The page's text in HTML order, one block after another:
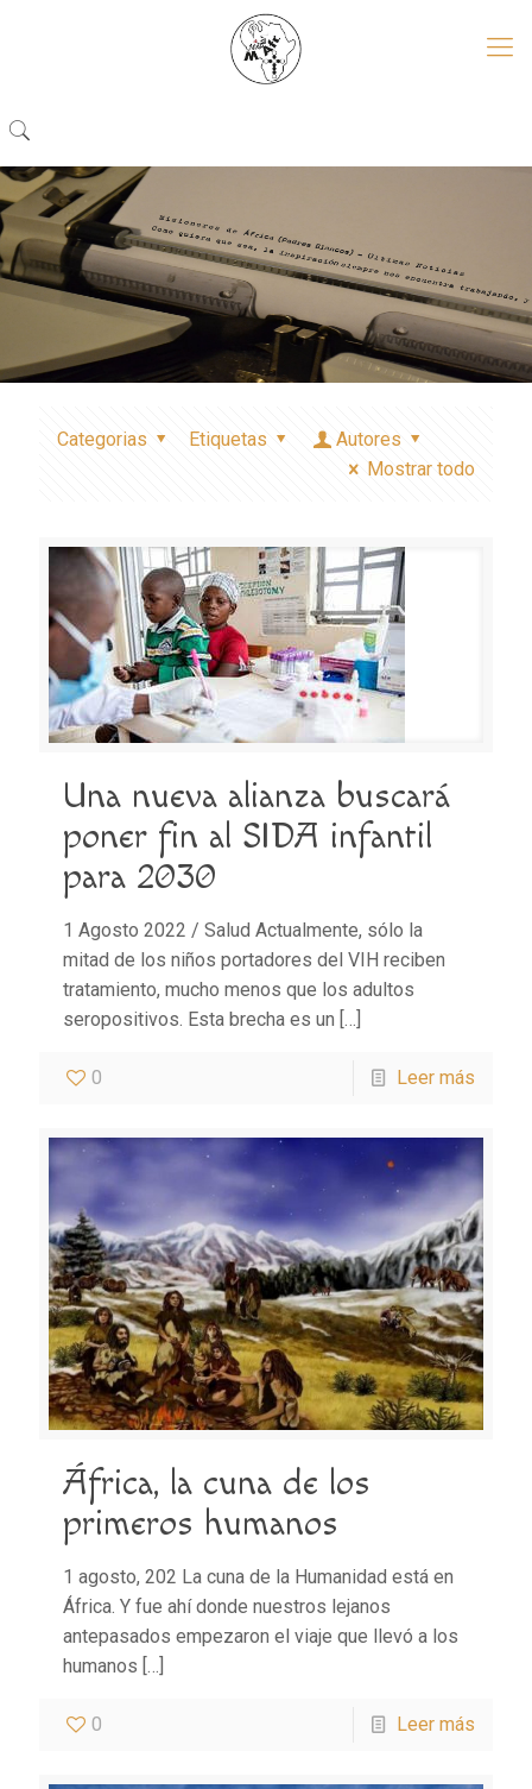
Categorias Etiquetas
Autores
Mostrar todo
Una nueva alianza buscará
poner fin al SIDA infantil
para 2030
1 Agosto 2022 / Salud Actualmente, sólo la
mitad de los niños portadores del VIH reciben
tratamiento, mucho menos que los adultos
seropositivos. Esta brecha es un […]
0 Leer más
África, la cuna de los
primeros humanos
1 agosto, 202 La cuna de la Humanidad está en
África. Y fue ahí donde nuestros lejanos
antepasados empezaron el viaje que llevó a los
humanos […]
0 Leer más